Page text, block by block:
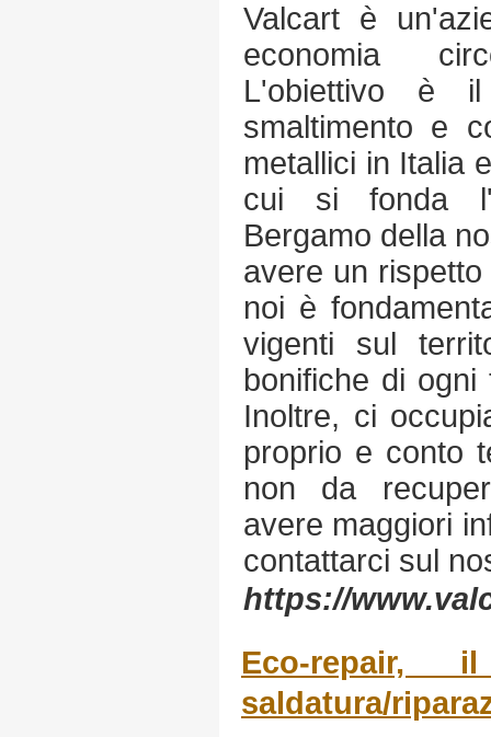
Valcart è
economia
L'obiettivo è il
smaltimento e
metallici in Italia
cui si fonda
Bergamo della
avere un
noi è
vigenti sul
bonifiche di
Inoltre, ci
proprio e conto
non da
avere maggiori
contattarci sul
https://
Eco-repair,
saldatura/